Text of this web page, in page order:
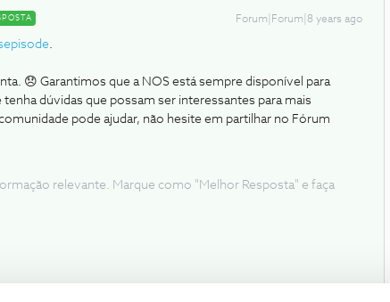
Forum|Forum|8 years ago
.
😞 Garantimos que a NOS está sempre disponível para
dúvidas que possam ser interessantes para mais
pode ajudar, não hesite em partilhar no Fórum
relevante. Marque como "Melhor Resposta" e faça